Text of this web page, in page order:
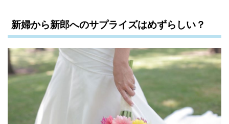
新婦から新郎へのサプライズはめずらしい？